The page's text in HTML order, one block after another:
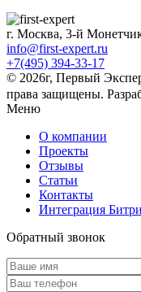
г. Москва, 3-й
info@first-expert.ru
+7(495) 394-33-17
© 2026г, Первый
права защищены.
Меню
О компании
Проекты
Отзывы
Статьи
Контакты
Интеграция
Обратный звонок